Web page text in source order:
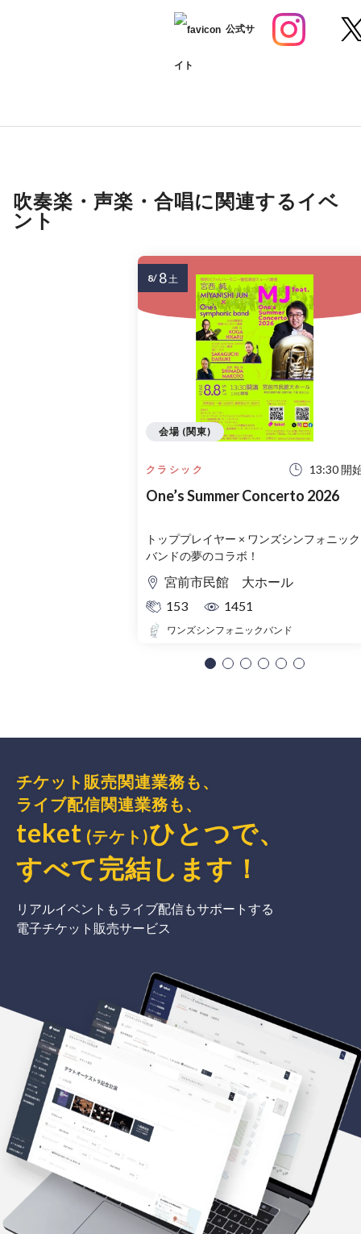
公式サ
イト
吹奏楽・声楽・合唱に関連するイベ
ント
クラシック 13:30 開
One’s Summer Concerto 2026
トッププレイヤー × ワンズシンフォニック
バンドの夢のコラボ！
宮前市民館 大ホール
153
1451
ワンズシンフォニックバンド
会場 (関東)
8/ 8土
チケット販売関連業務も、
ライブ配信関連業務も、
teket (テケト)ひとつで、
すべて完結 します ！
リアルイベントもライブ配信もサポートする
電子チケット販売サービス